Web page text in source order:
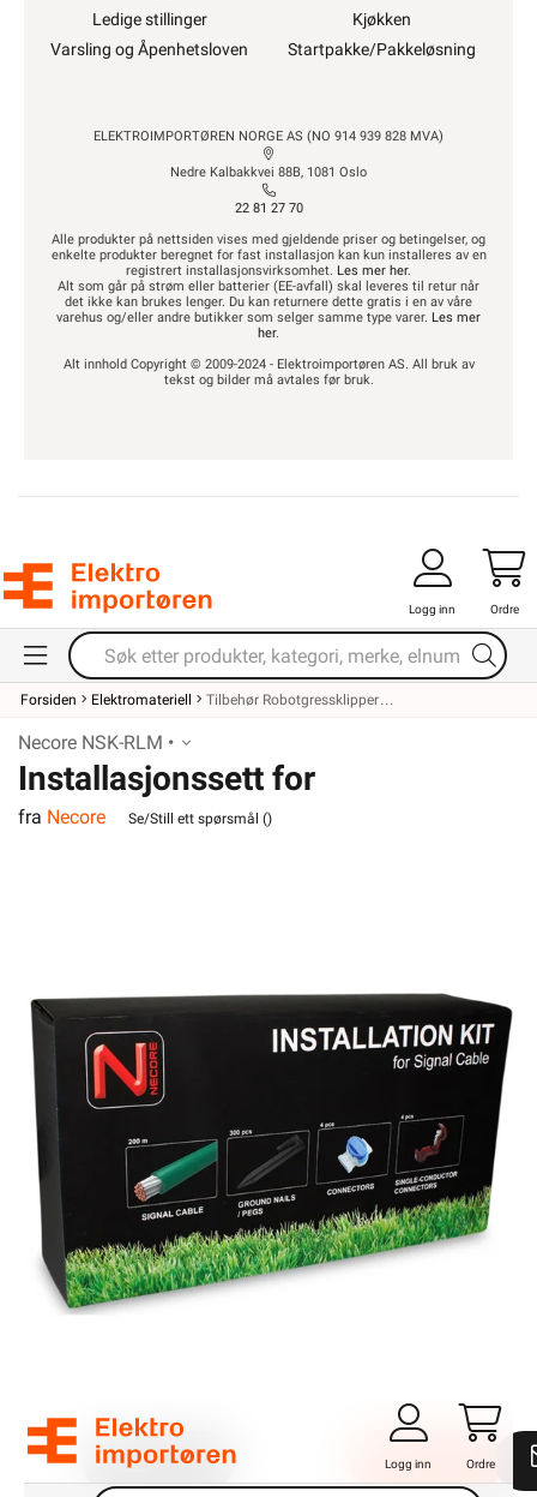
Ledige stillinger
Varsling og Åpenhetsloven
Kjøkken
Startpakke/Pakkeløsning
ELEKTROIMPORTØREN NORGE AS (NO 914 939 828 MVA)
Nedre Kalbakkvei 88B, 1081 Oslo
22 81 27 70
Alle produkter på nettsiden vises med gjeldende priser og betingelser, og
enkelte produkter beregnet for fast installasjon kan kun installeres av en
registrert installasjonsvirksomhet. Les mer her.
Alt som går på strøm eller batterier (EE-avfall) skal leveres til retur når
det ikke kan brukes lenger. Du kan returnere dette gratis i en av våre
varehus og/eller andre butikker som selger samme type varer. Les mer
her.
Alt innhold Copyright © 2009-2024 - Elektroimportøren AS. All bruk av
tekst og bilder må avtales før bruk.
Logg inn Ordre
Forsiden Elektromateriell Tilbehør Robotgressklipper
Necore NSK-RLM •
Installasjonssett for
robotgressklippere
fra Necore Se/Still ett spørsmål ()
Logg inn Ordre